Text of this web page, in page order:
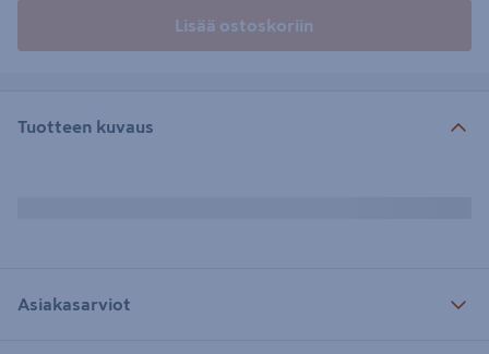
Lisää ostoskoriin
Tuotteen kuvaus
Asiakasarviot